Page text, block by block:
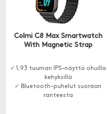
Colmi C8 Max Smartwatch
With Magnetic Strap
✓ 1,93 tuuman IPS-näyttö ohuilla
kehyksillä
✓ Bluetooth-puhelut suoraan
ranteesta